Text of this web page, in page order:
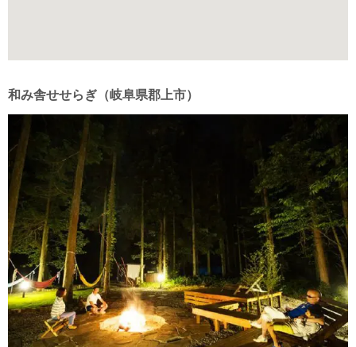
和み舎せせらぎ（岐阜県郡上市）